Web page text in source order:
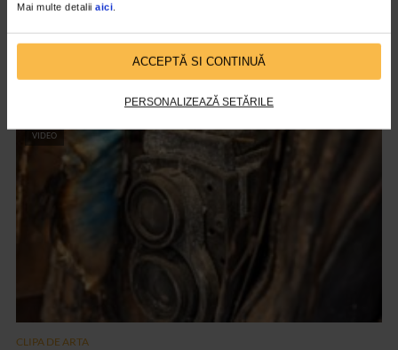
Mai multe detalii aici.
ACCEPTĂ SI CONTINUĂ
PERSONALIZEAZĂ SETĂRILE
Nicolae Tonitza – Pictor al copiilor
VIDEO
CLIPA DE ARTA